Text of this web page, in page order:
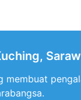
membuat